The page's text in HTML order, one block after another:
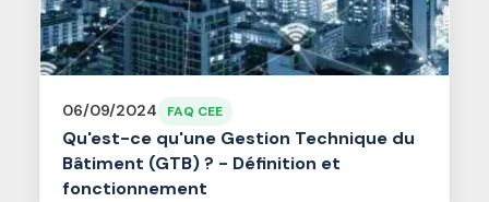
06/09/2024 FAQ CEE
Qu'est-ce qu'une Gestion Technique du
Bâtiment (GTB) ? - Définition et
fonctionnement